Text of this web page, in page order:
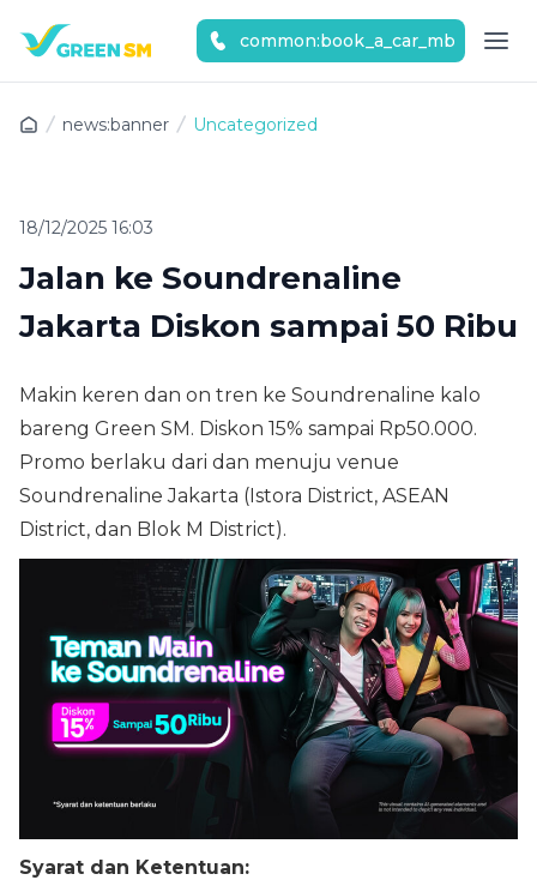
common:book_a_car_mb
news:banner Uncategorized
18/12/2025 16:03
Jalan ke Soundrenaline
Jakarta Diskon sampai 50 Ribu
Makin keren dan on tren ke Soundrenaline kalo
bareng Green SM. Diskon 15% sampai Rp50.000.
Promo berlaku dari dan menuju venue
Soundrenaline Jakarta (Istora District, ASEAN
District, dan Blok M District).
Syarat dan Ketentuan: